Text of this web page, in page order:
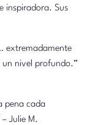
inspiradora. Sus
extremadamente
un nivel profundo.”
pena cada
Julie M.